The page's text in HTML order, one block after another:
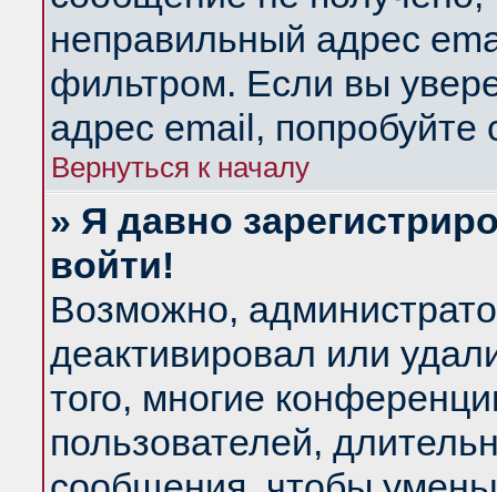
неправильный адрес
фильтром. Если вы
адрес email, попробуйте
Вернуться к началу
» Я давно
войти!
Возможно,
деактивировал или
того, многие
пользователей,